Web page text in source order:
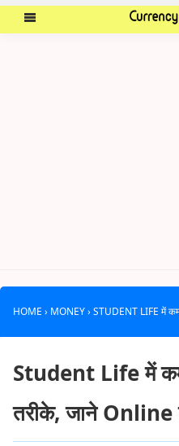
HOME › MONEY› STUDENT LIFE में
Student Life में
तरीके, जाने Online